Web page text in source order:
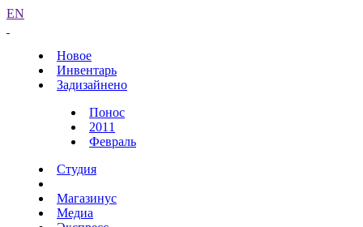
EN
Новое
Инвентарь
Задизайнено
Понос
2011
Февраль
Студия
Магазинус
Медиа